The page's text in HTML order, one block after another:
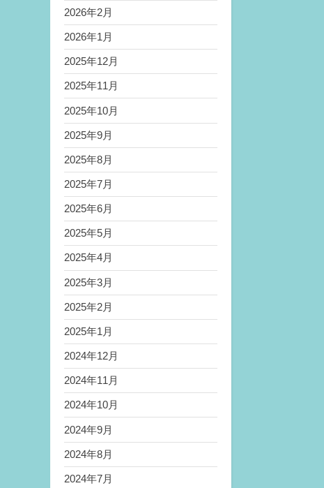
2026年2月
2026年1月
2025年12月
2025年11月
2025年10月
2025年9月
2025年8月
2025年7月
2025年6月
2025年5月
2025年4月
2025年3月
2025年2月
2025年1月
2024年12月
2024年11月
2024年10月
2024年9月
2024年8月
2024年7月